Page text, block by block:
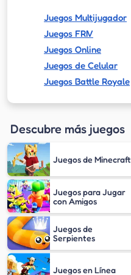
Juegos Multijugador
Juegos FRIV
Juegos Online
Juegos de Celular
Juegos Battle Royale
Descubre más juegos
Juegos de Minecraft
Juegos para Jugar
con Amigos
Juegos de
Serpientes
Juegos en Línea